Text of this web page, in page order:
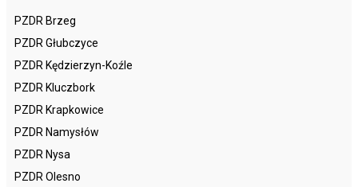
PZDR Brzeg
PZDR Głubczyce
PZDR Kędzierzyn-Koźle
PZDR Kluczbork
PZDR Krapkowice
PZDR Namysłów
PZDR Nysa
PZDR Olesno